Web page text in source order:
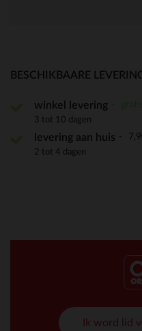
BESCHIKBAARE
winkel levering
3 tot 10 dagen
levering aan huis
2 tot 4 dagen
Ik word lid